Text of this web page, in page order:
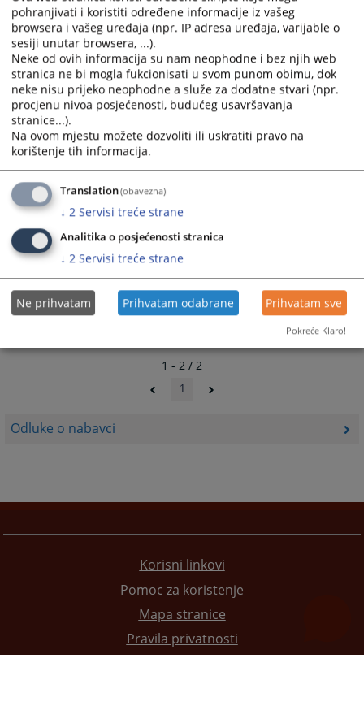
Odluke o nabavci
calendar
and
select
a
date.
Press
the
question
mark
key
to
get
the
keyboard
shortcuts
for
changing
dates.
calendar
and
select
a
date.
Press
question
mark
key
to
get
keyboard
shortcuts
for
changing
dates.
16.02.2026.
1 - 2 / 2
1
Korisni linkovi
Pomoc za koristenje
Mapa stranice
Pravila privatnosti
pohranjivati i koristiti određene informacije iz vašeg
browsera i vašeg uređaja (npr. IP adresa uređaja, varijable o
sesiji unutar browsera, ...).
Neke od ovih informacija su nam neophodne i bez njih web
stranica ne bi mogla fukcionisati u svom punom obimu, dok
neke nisu prijeko neophodne a služe za dodatne stvari (npr.
procjenu nivoa posjećenosti, budućeg usavršavanja
stranice...).
Na ovom mjestu možete dozvoliti ili uskratiti pravo na
korištenje tih informacija.
Translation(obavezna)
↓ 2 Servisi treće strane
Analitika o posjećenosti stranica
↓ 2 Servisi treće strane
Ne prihvatam Prihvatam odabrane Prihvatam sve
Pokreće Klaro!